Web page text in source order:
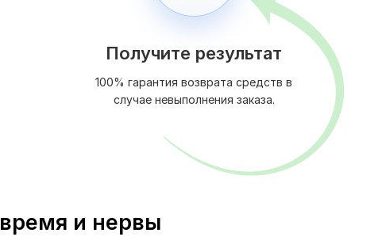
Получите результат
100% гарантия возврата средств в
случае невыполнения заказа.
и нервы